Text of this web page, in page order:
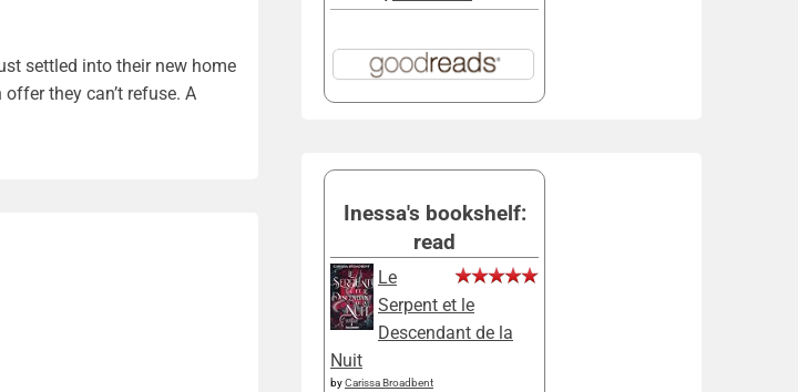
settled into their new home
they can’t refuse. A
Inessa's bookshelf:
read
Le
Serpent et le
Descendant de la
Nuit
byCarissa Broadbent